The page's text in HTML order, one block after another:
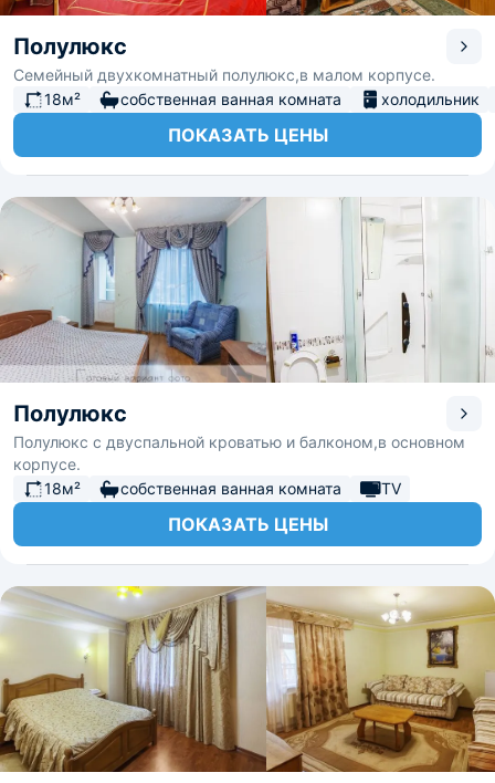
Полулюкс
Семейный двухкомнатный полулюкс,в малом корпусе.
18м²
собственная ванная комната холодильник
ПОКАЗАТЬ ЦЕНЫ
Полулюкс
Полулюкс с двуспальной кроватью и балконом,в основном
корпусе.
18м²
собственная ванная комната TV
ПОКАЗАТЬ ЦЕНЫ